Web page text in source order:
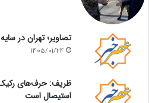
تصاویر؛ تهران در
1405/01/24
ظریف: حرف‌های
استیصال است